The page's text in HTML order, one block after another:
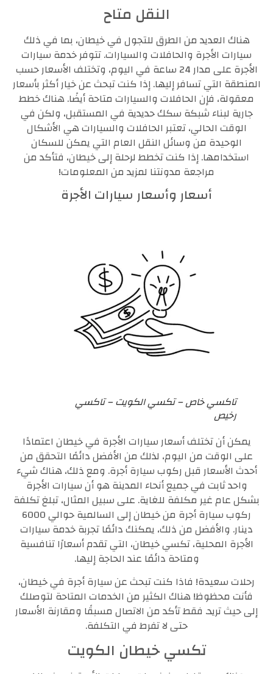
النقل متاح
هناك العديد من الطرق للتجول في خيطان، بما في ذلك
سيارات الأجرة والحافلات والسيارات. تتوفر خدمة سيارات
الأجرة على مدار 24 ساعة في اليوم، وتختلف الأسعار حسب
المنطقة التي تسافر إليها. إذا كنت تبحث عن خيار أكثر بأسعار
معقولة، فإن الحافلات والسيارات متاحة أيضًا. هناك خطط
جارية لبناء شبكة سكك حديدية في المستقبل، ولكن في
الوقت الحالي، تعتبر الحافلات والسيارات هي الأشكال
الوحيدة من وسائل النقل العام التي يمكن للسكان
استخدامها. إذا كنت تخطط لرحلة إلى خيطان، فتأكد من
مراجعة مدونتنا لمزيد من المعلومات!
أسعار وأسعار سيارات الأجرة
تاكسي خاص – تكسي الكويت – تاكسي
رخيص
يمكن أن تختلف أسعار سيارات الأجرة في خيطان اعتمادًا
على الوقت من اليوم، لذلك من الأفضل دائمًا التحقق من
أحدث الأسعار قبل ركوب سيارة أجرة. ومع ذلك، هناك شيء
واحد ثابت في جميع أنحاء المدينة هو أن سيارات الأجرة
بشكل عام غير مكلفة للغاية. على سبيل المثال، تبلغ تكلفة
ركوب سيارة أجرة من خيطان إلى السالمية حوالي 6000
دينار. والأفضل من ذلك، يمكنك دائمًا تجربة خدمة سيارات
الأجرة المحلية، تكسي خيطان، التي تقدم أسعارًا تنافسية
ومتاحة دائمًا عند الحاجة إليها.
رحلات سعيدة! فاذا كنت تبحث عن سيارة أجرة في خيطان،
فأنت محظوظ! هناك الكثير من الخدمات المتاحة لتوصلك
إلى حيث تريد. فقط تأكد من الاتصال مسبقًا ومقارنة الأسعار
حتى لا تفرط في التكلفة.
تكسي خيطان الكويت